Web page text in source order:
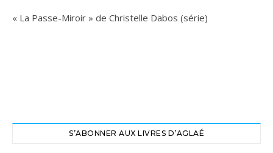
« La Passe-Miroir » de Christelle Dabos (série)
S’ABONNER AUX LIVRES D’AGLAÉ